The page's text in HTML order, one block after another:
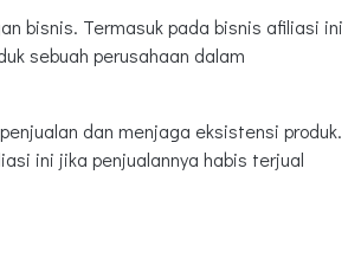
bisnis. Termasuk pada bisnis afiliasi ini
sebuah perusahaan dalam
dan menjaga eksistensi produk.
ini jika penjualannya habis terjual